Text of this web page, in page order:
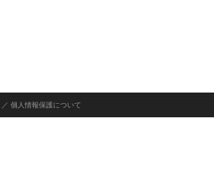
／ 個人情報保護について